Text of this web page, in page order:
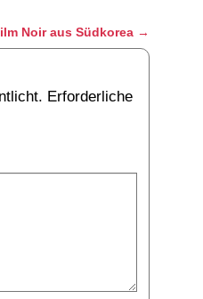
Noir aus Südkorea →
Erforderliche